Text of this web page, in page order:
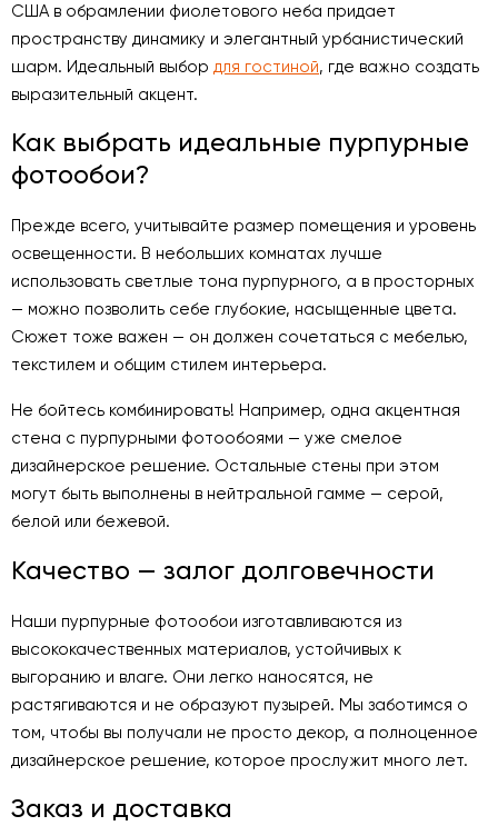
США в обрамлении фиолетового неба придает
пространству динамику и элегантный урбанистический
шарм. Идеальный выбор для гостиной, где важно создать
выразительный акцент.
Как выбрать идеальные пурпурные
фотообои?
Прежде всего, учитывайте размер помещения и уровень
освещенности. В небольших комнатах лучше
использовать светлые тона пурпурного, а в просторных
— можно позволить себе глубокие, насыщенные цвета.
Сюжет тоже важен — он должен сочетаться с мебелью,
текстилем и общим стилем интерьера.
Не бойтесь комбинировать! Например, одна акцентная
стена с пурпурными фотообоями — уже смелое
дизайнерское решение. Остальные стены при этом
могут быть выполнены в нейтральной гамме — серой,
белой или бежевой.
Качество — залог долговечности
Наши пурпурные фотообои изготавливаются из
высококачественных материалов, устойчивых к
выгоранию и влаге. Они легко наносятся, не
растягиваются и не образуют пузырей. Мы заботимся о
том, чтобы вы получали не просто декор, а полноценное
дизайнерское решение, которое прослужит много лет.
Заказ и доставка